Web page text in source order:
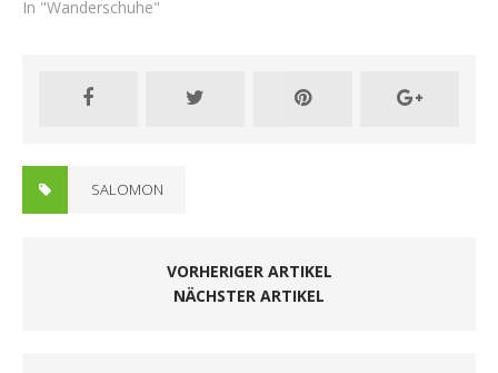
In "Wanderschuhe"
SALOMON
VORHERIGER ARTIKEL
NÄCHSTER ARTIKEL